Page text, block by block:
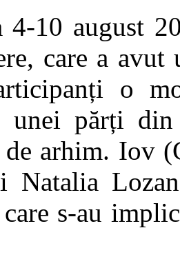
4-10 august
care a
o
unei părți
de arhim. Iov
Natalia
s-au